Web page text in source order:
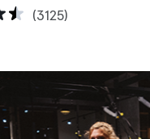
(3125)